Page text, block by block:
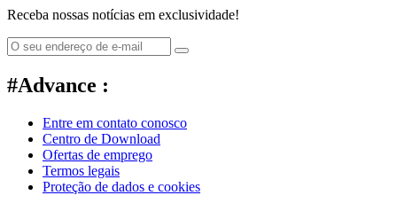
Receba nossas notícias em exclusividade!
#Advance :
Entre em contato conosco
Centro de Download
Ofertas de emprego
Termos legais
Proteção de dados e cookies